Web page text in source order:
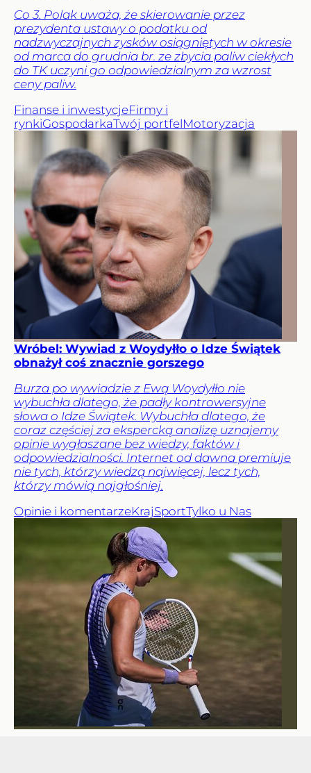
Co 3. Polak uważa, że skierowanie przez
prezydenta ustawy o podatku od
nadzwyczajnych zysków osiągniętych w okresie
od marca do grudnia br. ze zbycia paliw ciekłych
do TK uczyni go odpowiedzialnym za wzrost
ceny paliw.
Finanse i inwestycjeFirmy i
rynkiGospodarkaTwój portfelMotoryzacja
Wróbel: Wywiad z Woydyłło o Idze Świątek
obnażył coś znacznie gorszego
Burza po wywiadzie z Ewą Woydyłło nie
wybuchła dlatego, że padły kontrowersyjne
słowa o Idze Świątek. Wybuchła dlatego, że
coraz częściej za ekspercką analizę uznajemy
opinie wygłaszane bez wiedzy, faktów i
odpowiedzialności. Internet od dawna premiuje
nie tych, którzy wiedzą najwięcej, lecz tych,
którzy mówią najgłośniej.
Opinie i komentarzeKrajSportTylko u Nas